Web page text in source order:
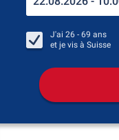
J'ai 26 - 69 ans
et je vis à Suisse